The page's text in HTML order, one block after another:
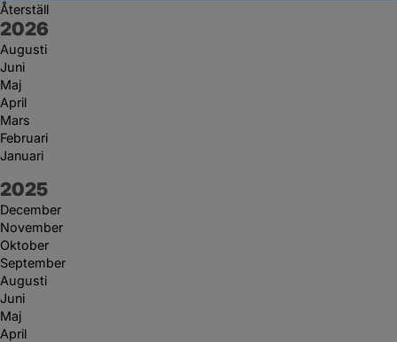
Återställ
År:
2026
Augusti
Juni
Maj
April
Mars
Februari
Januari
År:
2025
December
November
Oktober
September
Augusti
Juni
Maj
April